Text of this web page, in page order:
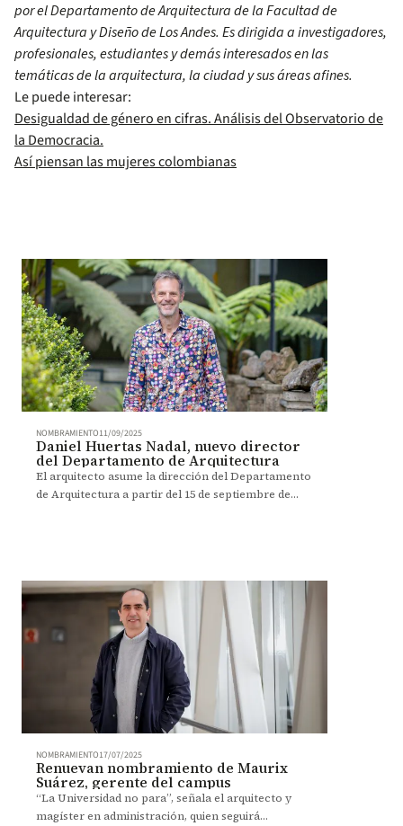
por el Departamento de Arquitectura de la Facultad de
Arquitectura y Diseño de Los Andes. Es dirigida a investigadores,
profesionales, estudiantes y demás interesados en las
temáticas de la arquitectura, la ciudad y sus áreas afines.
Le puede interesar:
Desigualdad de género en cifras. Análisis del Observatorio de
la Democracia.
Así piensan las mujeres colombianas
NOMBRAMIENTO11/09/2025
Daniel Huertas Nadal, nuevo director
del Departamento de Arquitectura
El arquitecto asume la dirección del Departamento
de Arquitectura a partir del 15 de septiembre de
NOMBRAMIENTO17/07/2025
Renuevan nombramiento de Maurix
Suárez, gerente del campus
“La Universidad no para”, señala el arquitecto y
magíster en administración, quien seguirá